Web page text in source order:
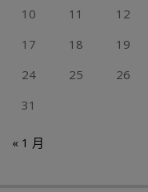
10
11 12
17
18 19
24
25 26
31
« 1 月